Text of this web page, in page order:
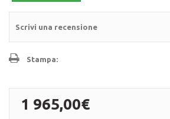
Scrivi una recensione
Stampa:
1 965,00€